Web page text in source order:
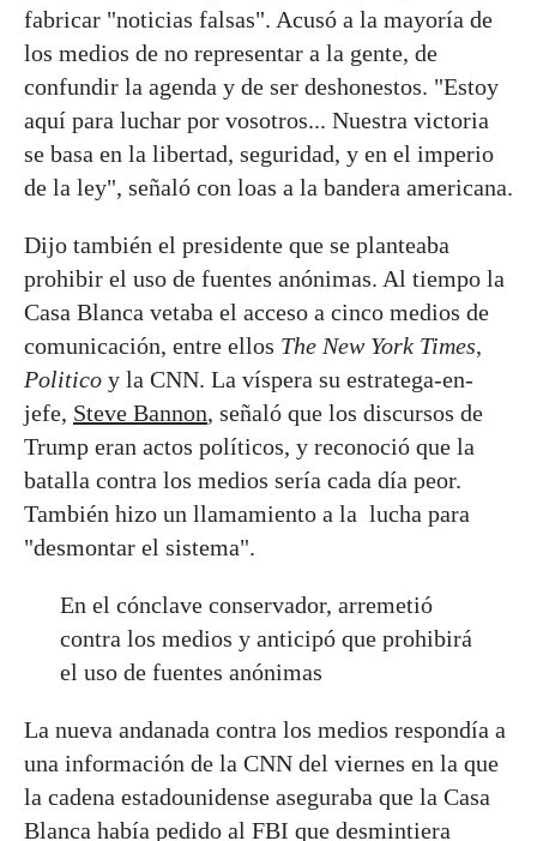
fabricar "noticias falsas". Acusó a la mayoría de
los medios de no representar a la gente, de
confundir la agenda y de ser deshonestos. "Estoy
aquí para luchar por vosotros... Nuestra victoria
se basa en la libertad, seguridad, y en el imperio
de la ley", señaló con loas a la bandera americana.
Dijo también el presidente que se planteaba
prohibir el uso de fuentes anónimas. Al tiempo la
Casa Blanca vetaba el acceso a cinco medios de
comunicación, entre ellos The New York Times,
Politico y la CNN. La víspera su estratega-en-
jefe, Steve Bannon, señaló que los discursos de
Trump eran actos políticos, y reconoció que la
batalla contra los medios sería cada día peor.
También hizo un llamamiento a la lucha para
"desmontar el sistema".
En el cónclave conservador, arremetió
contra los medios y anticipó que prohibirá
el uso de fuentes anónimas
La nueva andanada contra los medios respondía a
una información de la CNN del viernes en la que
la cadena estadounidense aseguraba que la Casa
Blanca había pedido al FBI que desmintiera